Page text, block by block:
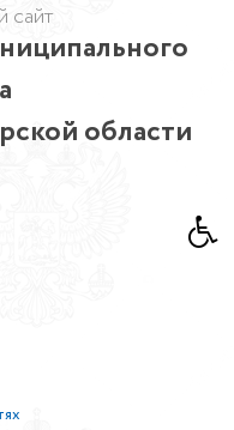
сайт
области